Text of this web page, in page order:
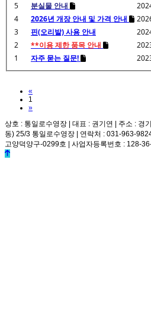
5
분실물 안내
4
2026년 개장 안내 및 가격 안내
3
핀(오리발) 사용 안내
2
**이용 제한 품목 안내
1
자주 묻는 질문!
«
1
»Next
상호 : 통일로수영장 | 대표 : 권기연 | 주소 : 경
동) 25/3 통일로수영장 | 연락처 : 031-963-
고양덕양구-0299호 | 사업자등록번호 : 128-
© k2s0o2d0e0s1i0g1n. ALL RIGHTS